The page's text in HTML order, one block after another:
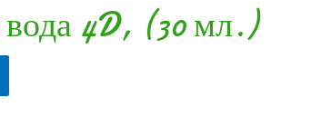
4D, (30 мл.)